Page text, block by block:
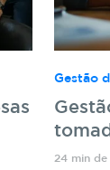
Gestão
24 min